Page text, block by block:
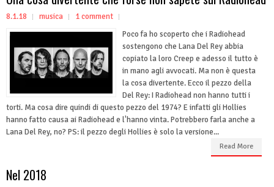
8.1.18 musica
1 comment
Poco fa ho scoperto che i Radiohead
sostengono che Lana Del Rey abbia
copiato la loro Creep e adesso il tutto è
in mano agli avvocati. Ma non è questa
la cosa divertente. Ecco il pezzo della
Del Rey: I Radiohead non hanno tutti i
torti. Ma cosa dire quindi di questo pezzo del 1974? E infatti gli Hollies
hanno fatto causa ai Radiohead e l'hanno vinta. Potrebbero farla anche a
Lana Del Rey, no? PS: il pezzo degli Hollies è solo la versione...
Read More
Nel 2018